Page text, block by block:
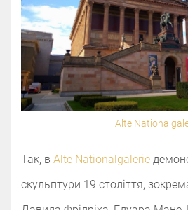
Alte
Так, в Alte Nationalgalerie
скульптури 19 століття,